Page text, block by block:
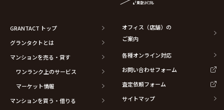
GRANTACT トップ
グランタクトとは
マンションを売る・貸す
ワンランク上のサービス
マーケット情報
マンションを買う・借りる
オフィス（店舗）の
ご案内
各種オンライン対応
お問い合わせフォーム
査定依頼フォーム
サイトマップ